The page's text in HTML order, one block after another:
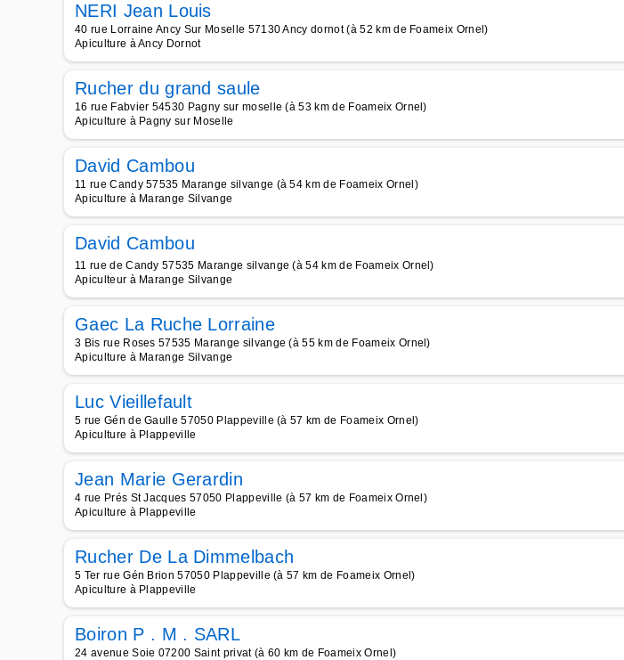
NERI Jean Louis
40 rue Lorraine Ancy Sur Moselle 57130 Ancy dornot (à 52 km de Foameix Ornel)
Apiculture à Ancy Dornot
Rucher du grand saule
16 rue Fabvier 54530 Pagny sur moselle (à 53 km de Foameix Ornel)
Apiculture à Pagny sur Moselle
David Cambou
11 rue Candy 57535 Marange silvange (à 54 km de Foameix Ornel)
Apiculture à Marange Silvange
David Cambou
11 rue de Candy 57535 Marange silvange (à 54 km de Foameix Ornel)
Apiculteur à Marange Silvange
Gaec La Ruche Lorraine
3 Bis rue Roses 57535 Marange silvange (à 55 km de Foameix Ornel)
Apiculture à Marange Silvange
Luc Vieillefault
5 rue Gén de Gaulle 57050 Plappeville (à 57 km de Foameix Ornel)
Apiculture à Plappeville
Jean Marie Gerardin
4 rue Prés St Jacques 57050 Plappeville (à 57 km de Foameix Ornel)
Apiculture à Plappeville
Rucher De La Dimmelbach
5 Ter rue Gén Brion 57050 Plappeville (à 57 km de Foameix Ornel)
Apiculture à Plappeville
Boiron P . M . SARL
24 avenue Soie 07200 Saint privat (à 60 km de Foameix Ornel)